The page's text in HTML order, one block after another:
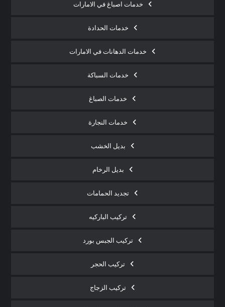
خدمات اصباغ في الامارات
خدمات الحدادة
خدمات الدهانات في الامارات
خدمات السباكة
خدمات الصباغ
خدمات النجارة
بديل الخشب
بديل الرخام
تجديد الحمامات
تركيب الباركيه
تركيب الجبس بورد
تركيب الحجر
تركيب الزجاج